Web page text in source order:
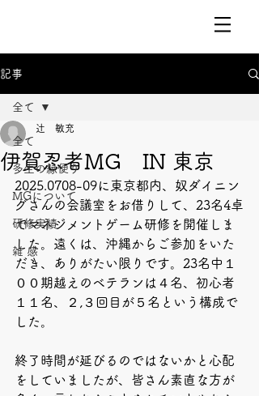
記事
全て
多生の縁便り
MGについて
研修実績
雑 感
全て
伊賀忍者MG IN 東京
辻 敏充
2025.0708-09に東京都内、奴ダイニン
グさんの会議室をお借りして、23名4卓
でマネジメントゲーム研修を開催しま
した。遠くは、沖縄からご参加をいた
だき、ありがたい限りです。23名中１
００期越えのベテランは４名、初心者
１１名、２,３回目が５名という構成で
した。
終了時間が延びるのではないかと心配
をしていましたが、皆さん素直な方が